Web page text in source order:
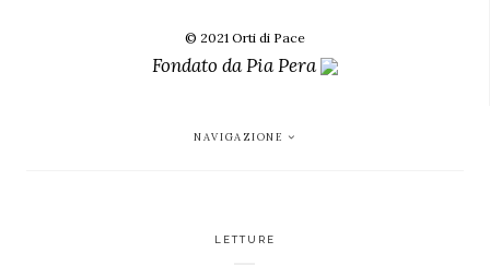
© 2021 Orti di Pace
Fondato daPia Pera
NAVIGAZIONE
LETTURE